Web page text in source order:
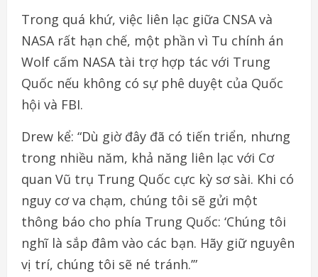
Trong quá khứ, việc liên lạc giữa CNSA và
NASA rất hạn chế, một phần vì Tu chính án
Wolf cấm NASA tài trợ hợp tác với Trung
Quốc nếu không có sự phê duyệt của Quốc
hội và FBI.
Drew kể: “Dù giờ đây đã có tiến triển, nhưng
trong nhiều năm, khả năng liên lạc với Cơ
quan Vũ trụ Trung Quốc cực kỳ sơ sài. Khi có
nguy cơ va chạm, chúng tôi sẽ gửi một
thông báo cho phía Trung Quốc: ‘Chúng tôi
nghĩ là sắp đâm vào các bạn. Hãy giữ nguyên
vị trí, chúng tôi sẽ né tránh.’”